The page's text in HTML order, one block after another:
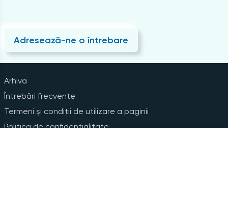
Adresează-ne o întrebare
Arhiva
Întrebări frecvente
Termeni și condiții de utilizare a paginii
Politica de confidențialitate